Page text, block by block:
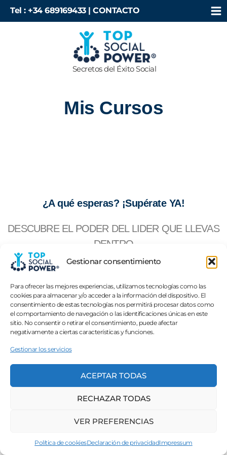
Gestionar consentimiento
Para ofrecer las mejores experiencias, utilizamos tecnologías como las
cookies para almacenar y/o acceder a la información del dispositivo. El
consentimiento de estas tecnologías nos permitirá procesar datos como
el comportamiento de navegación o las identificaciones únicas en este
sitio. No consentir o retirar el consentimiento, puede afectar
negativamente a ciertas características y funciones.
Gestionar los servicios
ACEPTAR TODAS
RECHAZAR TODAS
VER PREFERENCIAS
Política de cookiesDeclaración de privacidadImpressum
contenido
Tel : +34 689169433 | CONTACTO
Secretos del Éxito Social
Mis Cursos
¿A qué esperas? ¡Supérate YA!
DESCUBRE EL PODER DEL LIDER QUE LLEVAS
DENTRO
MASTERCLASS GRATUITA : "LA
Top Social Power © 2022-2026 | Edgar Barroso
Contacto |Aviso Legal|Privacidad|Cookies